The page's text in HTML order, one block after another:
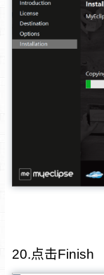
20.点击Finish